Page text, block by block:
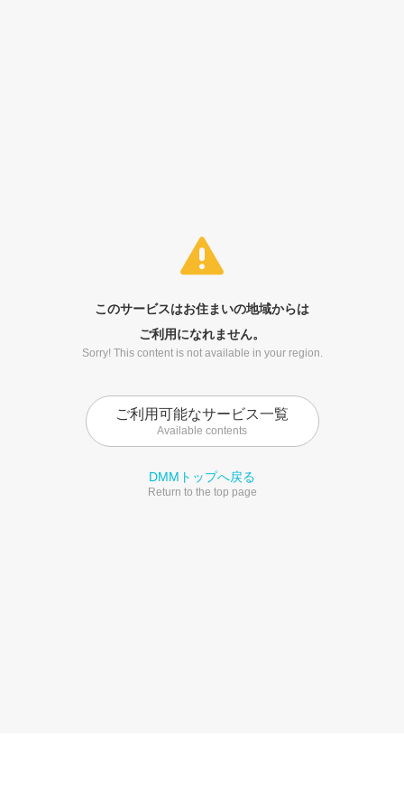
このサービスはお住まいの地域からは
ご利用になれません。
Sorry! This content is not available in your region.
ご利用可能なサービス一覧
Available contents
DMMトップへ戻る
Return to the top page